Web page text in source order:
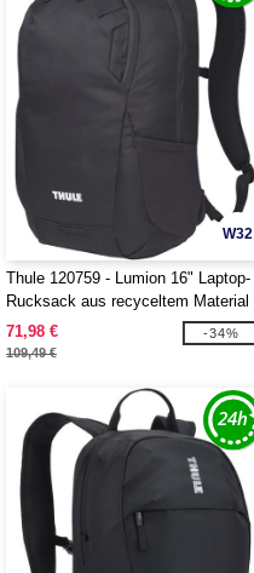
W32
Thule 120759 - Lumion 16" Laptop-
Rucksack aus recyceltem Material
71,98 €
109,49 €
-34%